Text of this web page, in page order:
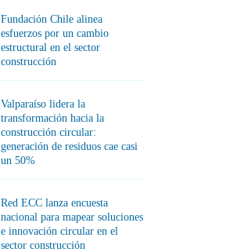
Fundación Chile alinea
esfuerzos por un cambio
estructural en el sector
construcción
Valparaíso lidera la
transformación hacia la
construcción circular:
generación de residuos cae casi
un 50%
Red ECC lanza encuesta
nacional para mapear soluciones
e innovación circular en el
sector construcción